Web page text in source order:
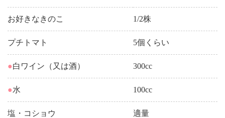
お好きなきのこ 1/2株
プチトマト 5個くらい
●白ワイン（又は酒） 300cc
●水 100cc
塩・コショウ 適量